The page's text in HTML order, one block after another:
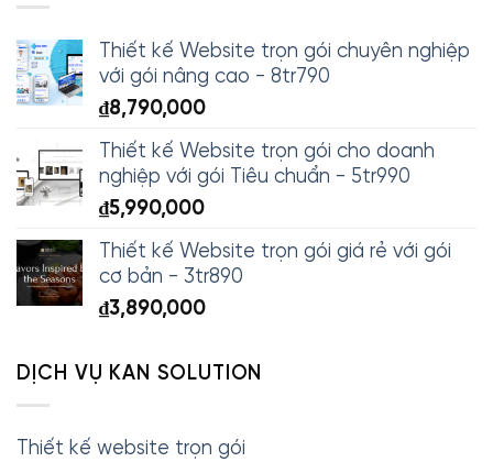
Thiết kế Website trọn gói chuyên nghiệp
với gói nâng cao - 8tr790
₫8,790,000
Thiết kế Website trọn gói cho doanh
nghiệp với gói Tiêu chuẩn - 5tr990
₫5,990,000
Thiết kế Website trọn gói giá rẻ với gói
cơ bản - 3tr890
₫3,890,000
DỊCH VỤ KAN SOLUTION
Thiết kế website trọn gói